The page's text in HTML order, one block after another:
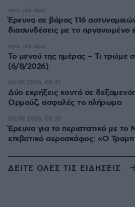
Έρευνα σε βάρος 116
διασυνδέσεις με το οργανωμένο
πριν μία ώρα
Το μενού της ημέρας – Τι τρώμε
(6/8/2026)
πριν μία ώρα
Δύο εκρήξεις κοντά σε
Ορμούζ, ασφαλές το πλήρωμα
06.08.2026, 05:45
Έρευνα για το περιστατικό με το
επιβατικό αεροσκάφος: «Ο Τραμπ
06.08.2026, 05:30
ΔΕΙΤΕ ΟΛΕΣ ΤΙΣ ΕΙΔΗΣΕΙΣ